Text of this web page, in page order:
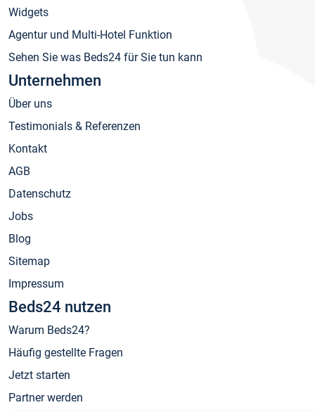
Widgets
Agentur und Multi-Hotel Funktion
Sehen Sie was Beds24 für Sie tun kann
Unternehmen
Über uns
Testimonials & Referenzen
Kontakt
AGB
Datenschutz
Jobs
Blog
Sitemap
Impressum
Beds24 nutzen
Warum Beds24?
Häufig gestellte Fragen
Jetzt starten
Partner werden